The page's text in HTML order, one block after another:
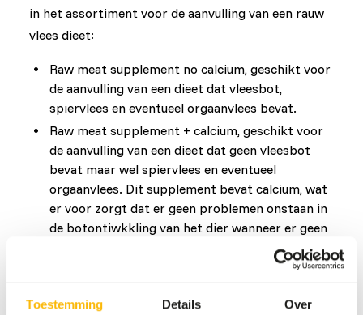
Toestemming Details Over
in het assortiment voor de aanvulling van een rauw
vlees dieet:
Raw meat supplement no calcium, geschikt voor
de aanvulling van een dieet dat vleesbot,
spiervlees en eventueel orgaanvlees bevat.
Raw meat supplement + calcium, geschikt voor
de aanvulling van een dieet dat geen vleesbot
bevat maar wel spiervlees en eventueel
orgaanvlees. Dit supplement bevat calcium, wat
er voor zorgt dat er geen problemen onstaan in
de botontiwkkling van het dier wanneer er geen
vitamines en mineralen om de nutritionele behoefte